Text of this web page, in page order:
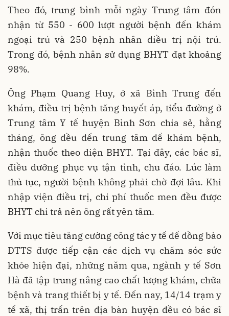
Theo đó, trung bình mỗi ngày Trung tâm đón
nhận từ 550 - 600 lượt người bệnh đến khám
ngoại trú và 250 bệnh nhân điều trị nội trú.
Trong đó, bệnh nhân sử dụng BHYT đạt khoảng
98%.
Ông Phạm Quang Huy, ở xã Bình Trung đến
khám, điều trị bệnh tăng huyết áp, tiểu đường ở
Trung tâm Y tế huyện Bình Sơn chia sẻ, hằng
tháng, ông đều đến trung tâm để khám bệnh,
nhận thuốc theo diện BHYT. Tại đây, các bác sĩ,
điều dưỡng phục vụ tận tình, chu đáo. Lúc làm
thủ tục, người bệnh không phải chờ đợi lâu. Khi
nhập viện điều trị, chi phí thuốc men đều được
BHYT chi trả nên ông rất yên tâm.
Với mục tiêu tăng cường công tác y tế để đồng bào
DTTS được tiếp cận các dịch vụ chăm sóc sức
khỏe hiện đại, những năm qua, ngành y tế Sơn
Hà đã tập trung nâng cao chất lượng khám, chữa
bệnh và trang thiết bị y tế. Đến nay, 14/14 trạm y
tế xã, thị trấn trên địa bàn huyện đều có bác sĩ